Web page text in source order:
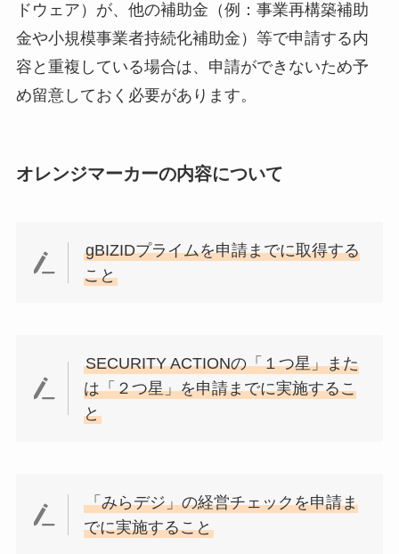
ドウェア）が、他の補助金（例：事業再構築補助
金や小規模事業者持続化補助金）等で申請する内
容と重複している場合は、申請ができないため予
め留意しておく必要があります。
オレンジマーカーの内容について
gBIZIDプライムを申請までに取得する
こと
SECURITY ACTIONの「１つ星」また
は「２つ星」を申請までに実施するこ
と
「みらデジ」の経営チェックを申請ま
でに実施すること